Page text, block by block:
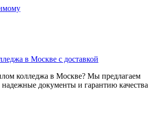
в Москве с доставкой
колледжа в Москве? Мы предлагаем
документы и гарантию качества